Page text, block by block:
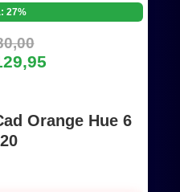
27%
Orange Hue 6